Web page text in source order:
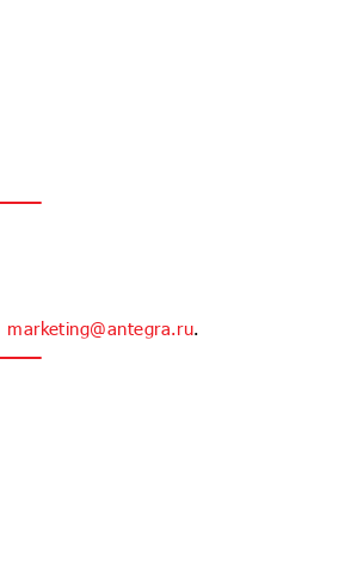
marketing@antegra.ru